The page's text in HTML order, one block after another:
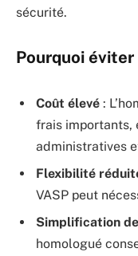
sécurité.
Pourquoi éviter
Coût élevé :
frais importants,
administratives
Flexibilité
VASP peut
Simplification
homologué